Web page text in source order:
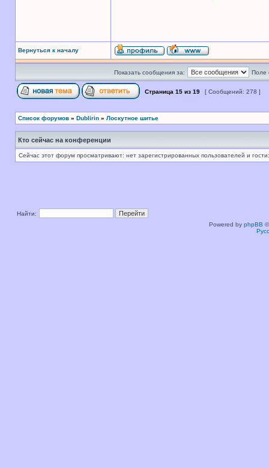
Вернуться к началу
Показать сообщения за: Поле
Страница 15 из 19 [ Сообщений: 278 ]
Список форумов » Dublirin » Лоскутное шитье
Кто сейчас на конференции
Сейчас этот форум просматривают: нет зарегистрированных пользователей и
Найти:
Powered by phpBB